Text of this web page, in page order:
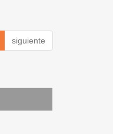
siguiente